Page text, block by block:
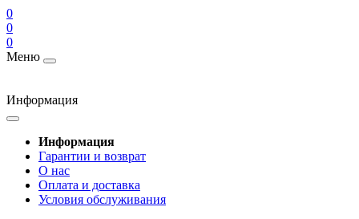
0
0
0
Меню
Информация
Информация
Гарантии и возврат
О нас
Оплата и доставка
Условия обслуживания